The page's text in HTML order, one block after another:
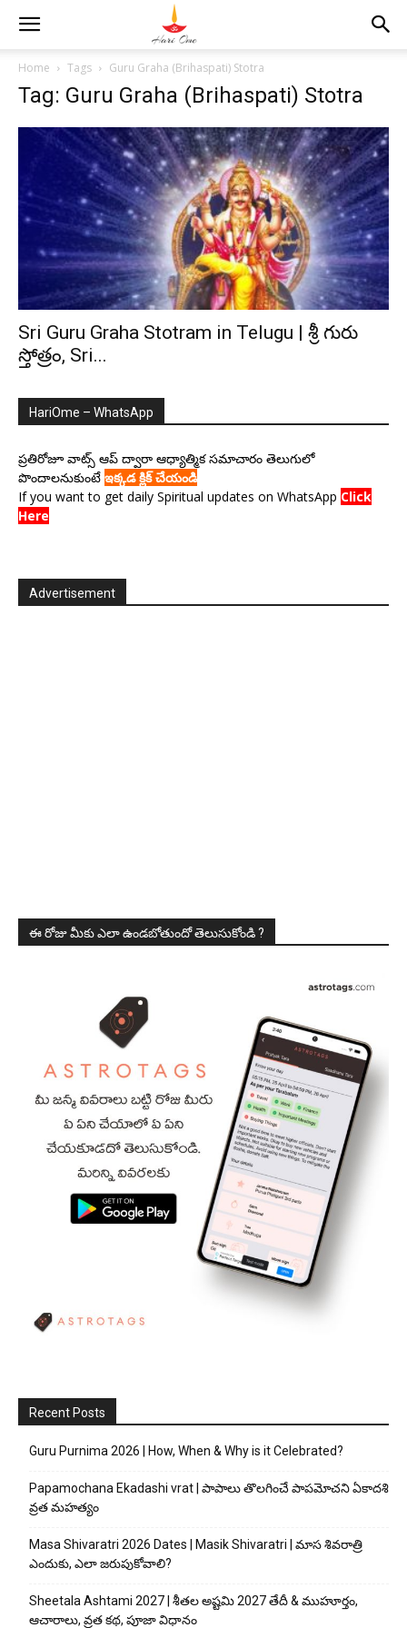
Home Tags Guru Graha (Brihaspati) Stotra
Tag: Guru Graha (Brihaspati) Stotra
Sri Guru Graha Stotram in Telugu | శ్రీ గురు
స్తోత్రం, Sri...
HariOme – WhatsApp
ప్రతిరోజూ వాట్స్ ఆప్ ద్వారా ఆధ్యాత్మిక సమాచారం తెలుగులో
పొందాలనుకుంటే ఇక్కడ క్లిక్ చేయండి
If you want to get daily Spiritual updates on WhatsApp Click
Here
Advertisement
ఈ రోజు మీకు ఎలా ఉండబోతుందో తెలుసుకోండి ?
Recent Posts
Guru Purnima 2026 | How, When & Why is it Celebrated?
Papamochana Ekadashi vrat | పాపాలు తొలగించే పాపమోచని ఏకాదశి
వ్రత మహత్యం
Masa Shivaratri 2026 Dates | Masik Shivaratri | మాస శివరాత్రి
ఎందుకు, ఎలా జరుపుకోవాలి?
Sheetala Ashtami 2027 | శీతల అష్టమి 2027 తేదీ & ముహూర్తం,
ఆచారాలు, వ్రత కథ, పూజా విధానం